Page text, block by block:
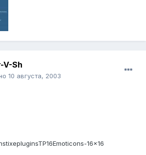
V-Sh
10 августа, 2003
16x16